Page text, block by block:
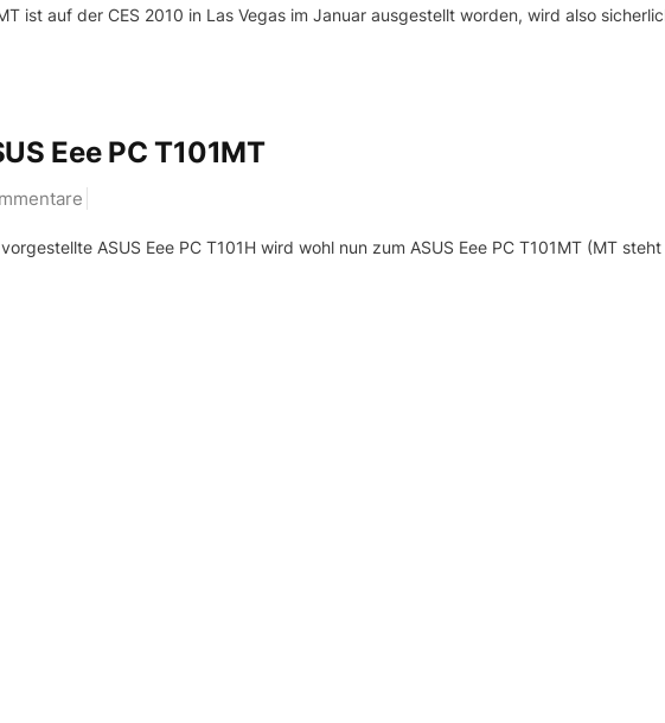
ist auf der CES 2010 in Las Vegas im Januar ausgestellt worden, wird also
Eee PC T101MT
ASUS Eee PC T101H wird wohl nun zum ASUS Eee PC T101MT (MT steht